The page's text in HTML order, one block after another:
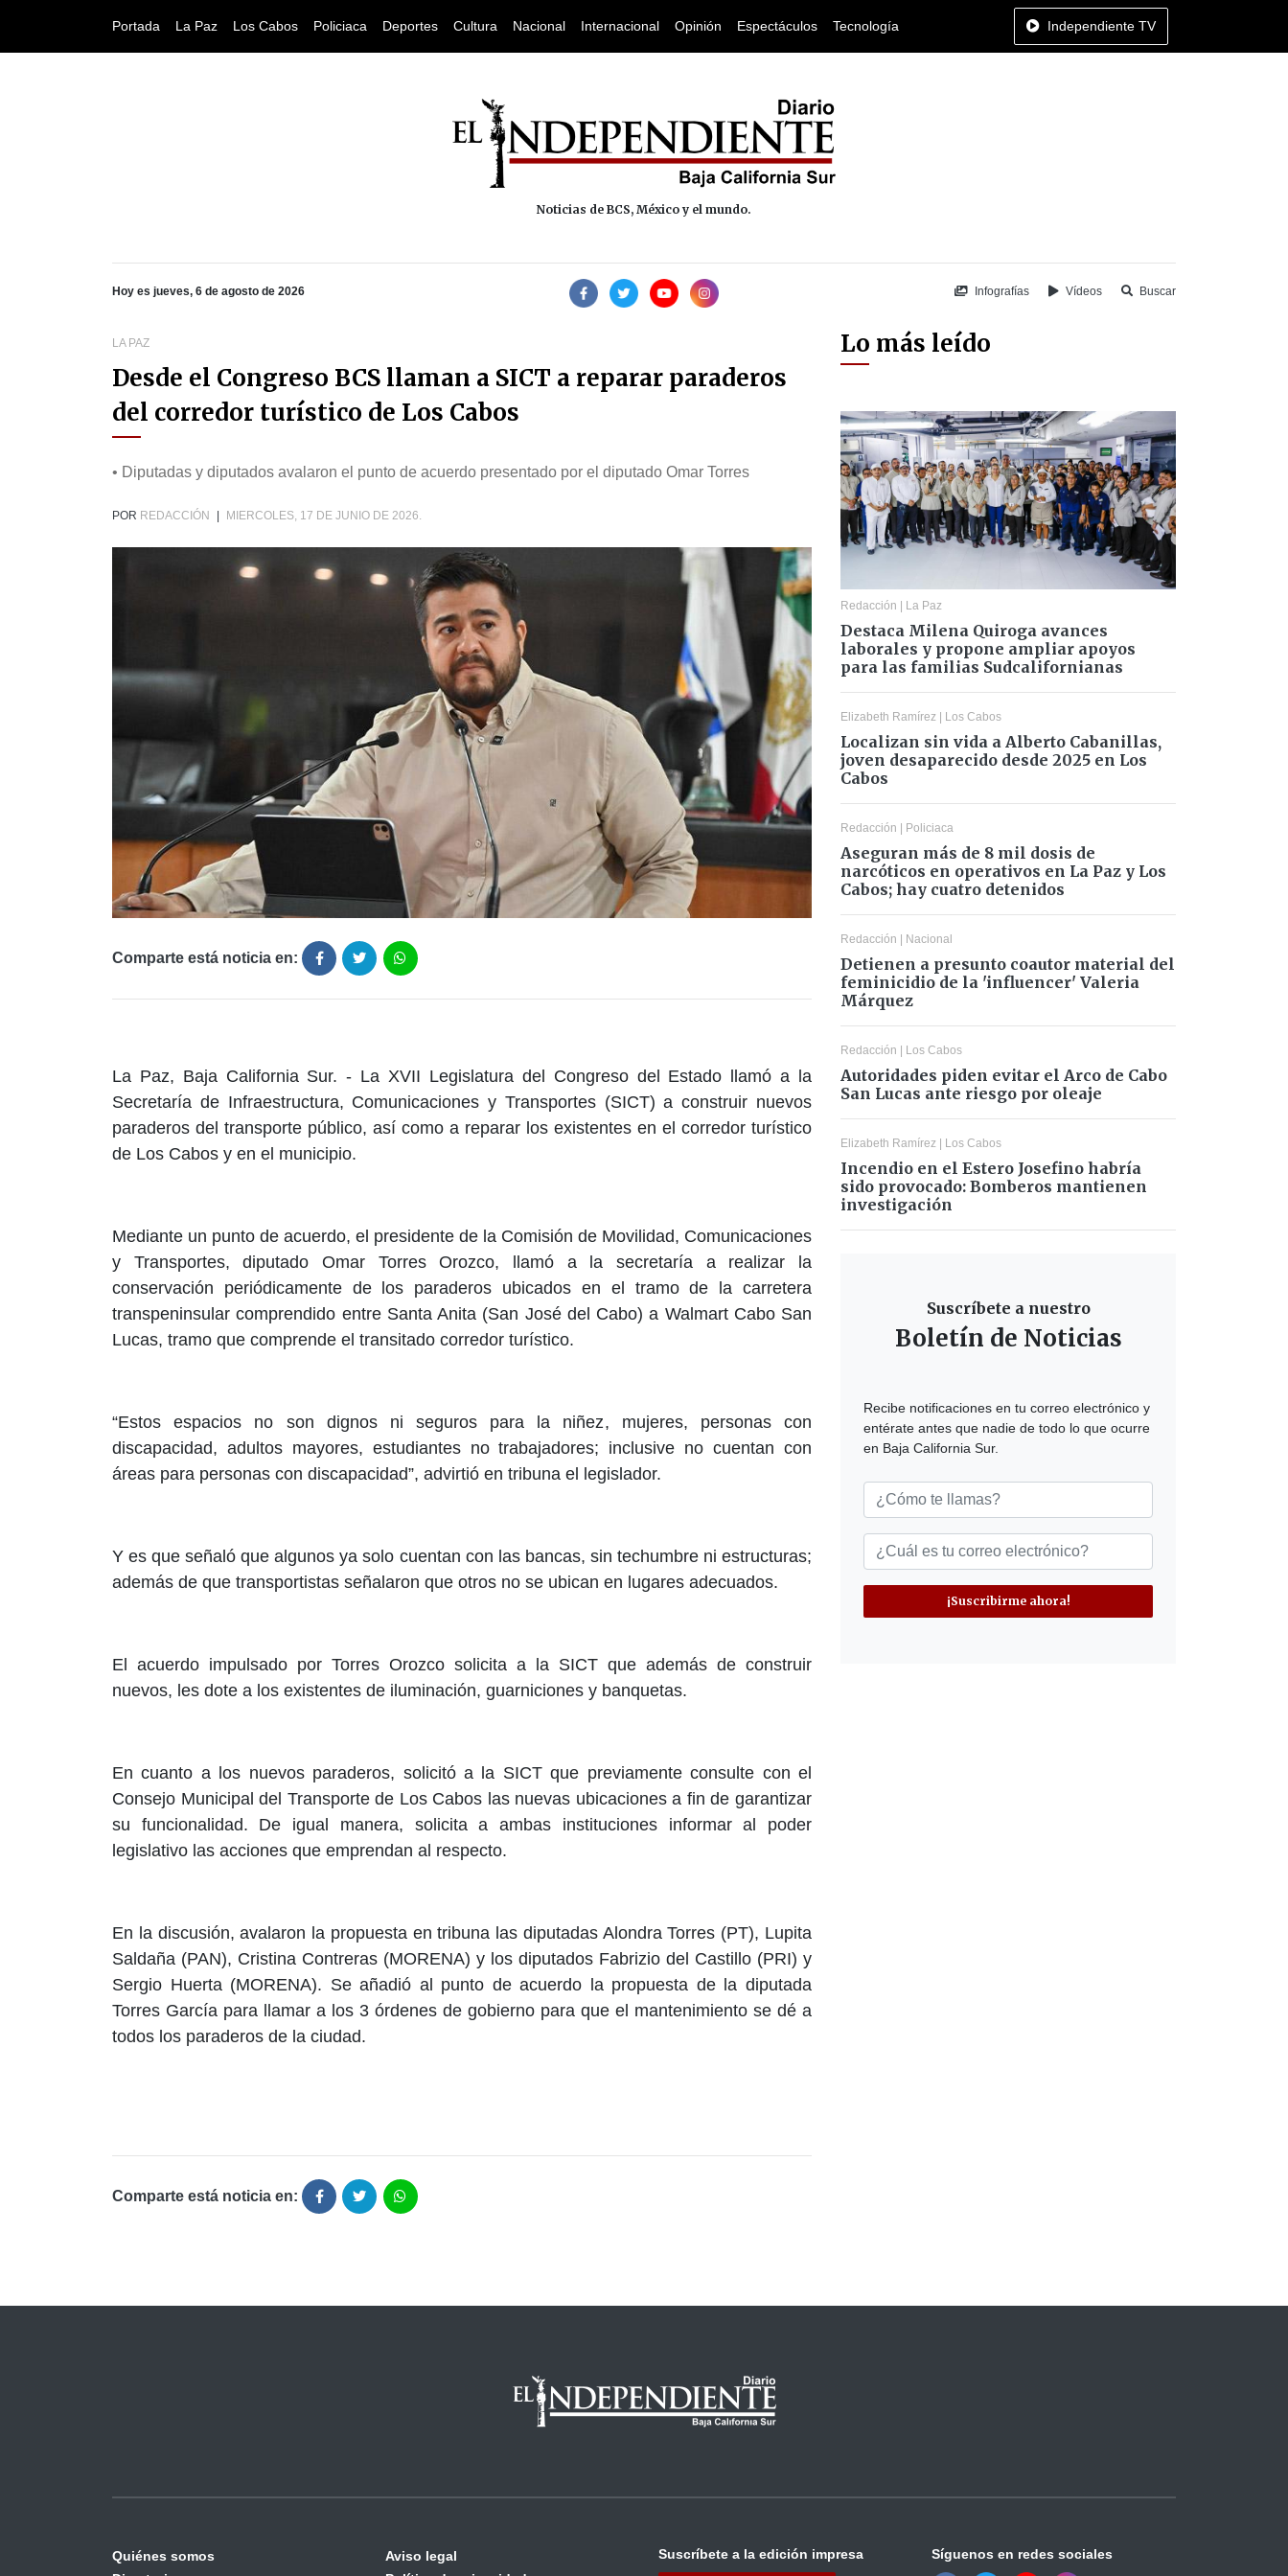
Portada La Paz Los Cabos Policiaca Deportes Cultura Nacional Internacional Opinión Espectáculos Tecnología Independiente TV
Noticias de BCS, México y el mundo.
Hoy es jueves, 6 de agosto de 2026 Infografías Vídeos Buscar
LA PAZ
Desde el Congreso BCS llaman a SICT a reparar paraderos
del corredor turístico de Los Cabos
• Diputadas y diputados avalaron el punto de acuerdo presentado por el diputado Omar Torres
POR REDACCIÓN MIERCOLES, 17 DE JUNIO DE 2026.
Comparte está noticia en:
La Paz, Baja California Sur. - La XVII Legislatura del Congreso del Estado llamó a la
Secretaría de Infraestructura, Comunicaciones y Transportes (SICT) a construir nuevos
paraderos del transporte público, así como a reparar los existentes en el corredor turístico
de Los Cabos y en el municipio.
Mediante un punto de acuerdo, el presidente de la Comisión de Movilidad, Comunicaciones
y Transportes, diputado Omar Torres Orozco, llamó a la secretaría a realizar la
conservación periódicamente de los paraderos ubicados en el tramo de la carretera
transpeninsular comprendido entre Santa Anita (San José del Cabo) a Walmart Cabo San
Lucas, tramo que comprende el transitado corredor turístico.
“Estos espacios no son dignos ni seguros para la niñez, mujeres, personas con
discapacidad, adultos mayores, estudiantes no trabajadores; inclusive no cuentan con
áreas para personas con discapacidad”, advirtió en tribuna el legislador.
Y es que señaló que algunos ya solo cuentan con las bancas, sin techumbre ni estructuras;
además de que transportistas señalaron que otros no se ubican en lugares adecuados.
El acuerdo impulsado por Torres Orozco solicita a la SICT que además de construir
nuevos, les dote a los existentes de iluminación, guarniciones y banquetas.
En cuanto a los nuevos paraderos, solicitó a la SICT que previamente consulte con el
Consejo Municipal del Transporte de Los Cabos las nuevas ubicaciones a fin de garantizar
su funcionalidad. De igual manera, solicita a ambas instituciones informar al poder
legislativo las acciones que emprendan al respecto.
En la discusión, avalaron la propuesta en tribuna las diputadas Alondra Torres (PT), Lupita
Saldaña (PAN), Cristina Contreras (MORENA) y los diputados Fabrizio del Castillo (PRI) y
Sergio Huerta (MORENA). Se añadió al punto de acuerdo la propuesta de la diputada
Torres García para llamar a los 3 órdenes de gobierno para que el mantenimiento se dé a
todos los paraderos de la ciudad.
Comparte está noticia en:
Lo más leído
Redacción | La Paz
Destaca Milena Quiroga avances
laborales y propone ampliar apoyos
para las familias Sudcalifornianas
Elizabeth Ramírez | Los Cabos
Localizan sin vida a Alberto Cabanillas,
joven desaparecido desde 2025 en Los
Cabos
Redacción | Policiaca
Aseguran más de 8 mil dosis de
narcóticos en operativos en La Paz y Los
Cabos; hay cuatro detenidos
Redacción | Nacional
Detienen a presunto coautor material del
feminicidio de la 'influencer' Valeria
Márquez
Redacción | Los Cabos
Autoridades piden evitar el Arco de Cabo
San Lucas ante riesgo por oleaje
Elizabeth Ramírez | Los Cabos
Incendio en el Estero Josefino habría
sido provocado: Bomberos mantienen
investigación
Suscríbete a nuestro
Boletín de Noticias
Recibe notificaciones en tu correo electrónico y
entérate antes que nadie de todo lo que ocurre
en Baja California Sur.
¡Suscribirme ahora!
Quiénes somos
Aviso legal
Suscríbete a la edición impresa Síguenos en redes sociales